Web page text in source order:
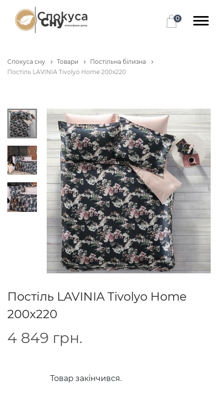
0
Спокуса сну Товари
Постільна білизна
Постіль LAVINIA Tivolyo Home 200x220
Постіль LAVINIA Tivolyo Home
200x220
4 849 грн.
Товар закінчився.